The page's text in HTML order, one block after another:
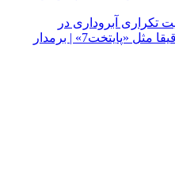
آبروداری در
خواستگاری دست گذاشته دقیقا مثل «پایتخت7» | برمدار